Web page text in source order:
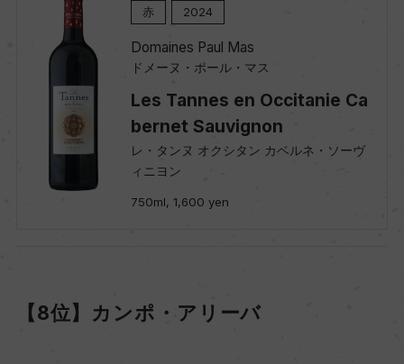
赤 2024
Domaines Paul Mas
ドメーヌ・ポール・マス
Les Tannes en Occitanie Ca
bernet Sauvignon
レ・タンヌ オクシタン カベルネ・ソーヴ
ィニヨン
750ml, 1,600 yen
【8位】カンポ・アリーバ